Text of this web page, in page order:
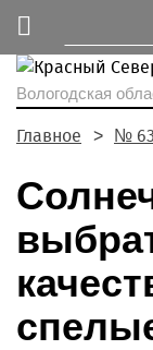
Вологодская
Главное №